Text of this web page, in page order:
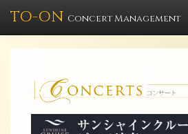
TO-ON Concert Management